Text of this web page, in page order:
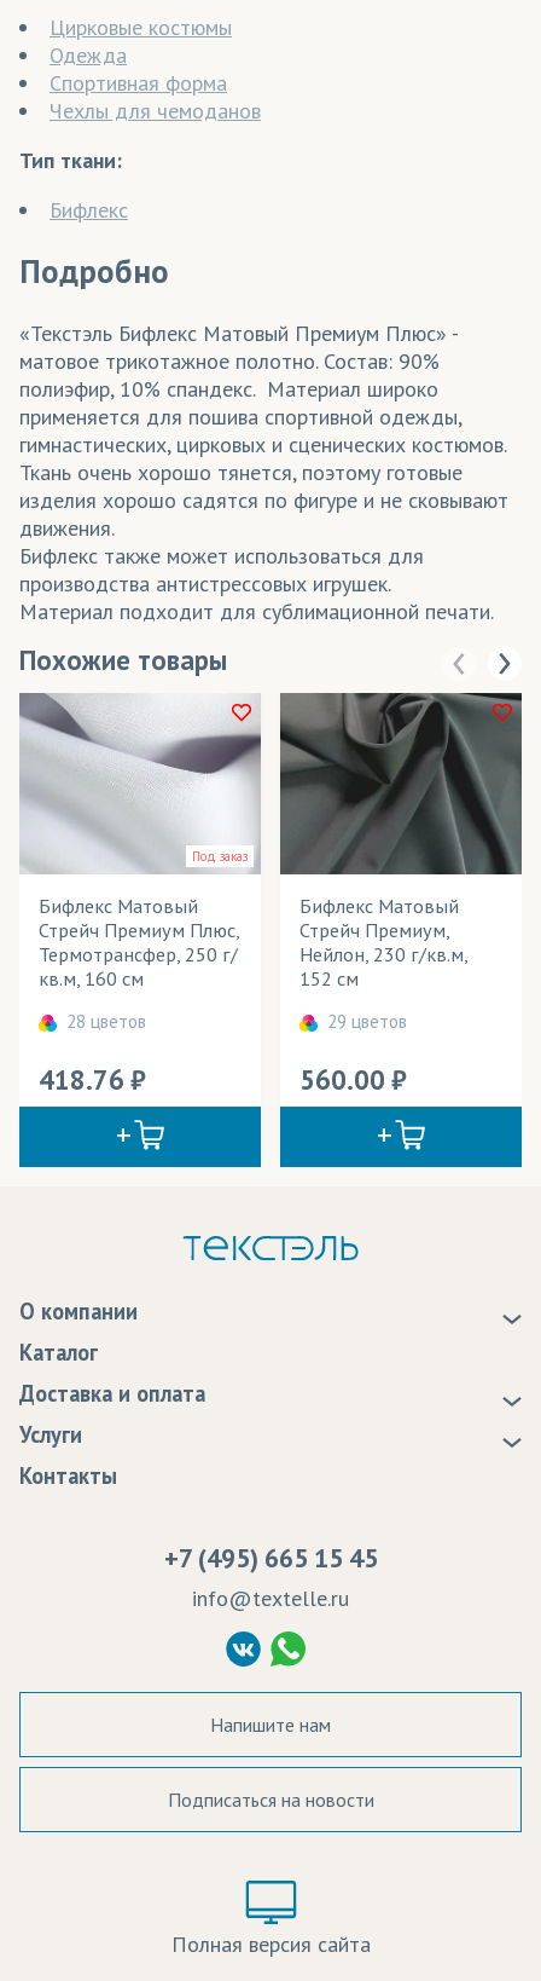
Цирковые костюмы
Одежда
Спортивная форма
Чехлы для чемоданов
Тип ткани:
Бифлекс
Подробно
«Текстэль Бифлекс Матовый Премиум Плюс» -
матовое трикотажное полотно. Состав: 90%
полиэфир, 10% спандекс. Материал широко
применяется для пошива спортивной одежды,
гимнастических, цирковых и сценических костюмов.
Ткань очень хорошо тянется, поэтому готовые
изделия хорошо садятся по фигуре и не сковывают
движения.
Бифлекс также может использоваться для
производства антистрессовых игрушек.
Материал подходит для сублимационной печати.
Похожие товары
Под заказ
Бифлекс Матовый
Стрейч Премиум Плюс,
Термотрансфер, 250 г/
кв.м, 160 см
28 цветов
418.76
Бифлекс Матовый
Стрейч Премиум,
Нейлон, 230 г/кв.м,
152 см
29 цветов
560.00
О компании
Статьи
Программа лояльности
Сертификаты качества
Судебные решения
Политика Конфиденциальности
Согласие на обработку ПД
Каталог
Доставка и оплата
Доставка
Оплата
Услуги
Образцы
Контакты
+7 (495) 665 15 45
info@textelle.ru
Напишите нам
Подписаться на новости
Полная версия сайта